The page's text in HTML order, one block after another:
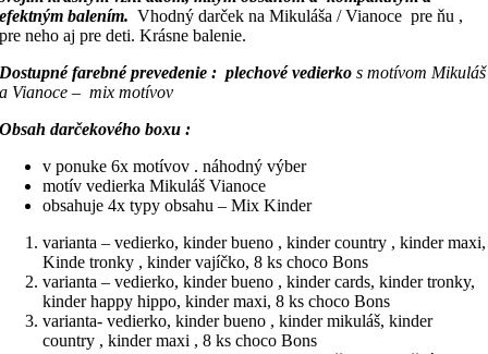
efektným balením. Vhodný darček na Mikuláša / Vianoce pre ňu ,
pre neho aj pre deti. Krásne balenie.
Dostupné farebné prevedenie : plechové vedierko s motívom Mikuláš
a Vianoce – mix motívov
Obsah darčekového boxu :
v ponuke 6x motívov . náhodný výber
motív vedierka Mikuláš Vianoce
obsahuje 4x typy obsahu – Mix Kinder
varianta – vedierko, kinder bueno , kinder country , kinder maxi,
Kinde tronky , kinder vajíčko, 8 ks choco Bons
varianta – vedierko, kinder bueno , kinder cards, kinder tronky,
kinder happy hippo, kinder maxi, 8 ks choco Bons
varianta- vedierko, kinder bueno , kinder mikuláš, kinder
country , kinder maxi , 8 ks choco Bons